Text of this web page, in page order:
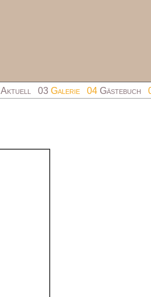
Aktuell 03 Galerie 04 Gästebuch